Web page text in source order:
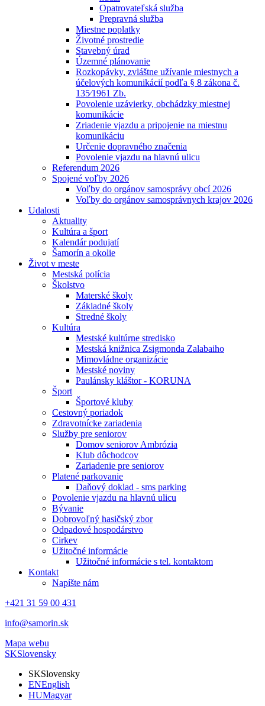
Opatrovateľská služba
Prepravná služba
Miestne poplatky
Životné prostredie
Stavebný úrad
Územné plánovanie
Rozkopávky, zvláštne užívanie miestnych a
účelových komunikácií podľa § 8 zákona č.
135⁄1961 Zb.
Povolenie uzávierky, obchádzky miestnej
komunikácie
Zriadenie vjazdu a pripojenie na miestnu
komunikáciu
Určenie dopravného značenia
Povolenie vjazdu na hlavnú ulicu
Referendum 2026
Spojené voľby 2026
Voľby do orgánov samosprávy obcí 2026
Voľby do orgánov samosprávnych krajov 2026
Udalosti
Aktuality
Kultúra a šport
Kalendár podujatí
Šamorín a okolie
Život v meste
Mestská polícia
Školstvo
Materské školy
Základné školy
Stredné školy
Kultúra
Mestské kultúrne stredisko
Mestská knižnica Zsigmonda Zalabaiho
Mimovládne organizácie
Mestské noviny
Paulánsky kláštor - KORUNA
Šport
Športové kluby
Cestovný poriadok
Zdravotnícke zariadenia
Služby pre seniorov
Domov seniorov Ambrózia
Klub dôchodcov
Zariadenie pre seniorov
Platené parkovanie
Daňový doklad - sms parking
Povolenie vjazdu na hlavnú ulicu
Bývanie
Dobrovoľný hasičský zbor
Odpadové hospodárstvo
Cirkev
Užitočné informácie
Užitočné informácie s tel. kontaktom
Kontakt
Napíšte nám
+421 31 59 00 431
info@samorin.sk
Mapa webu
SKSlovensky
SKSlovensky
ENEnglish
HUMagyar